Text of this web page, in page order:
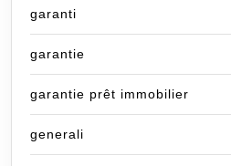
garanti
garantie
garantie prêt immobilier
generali